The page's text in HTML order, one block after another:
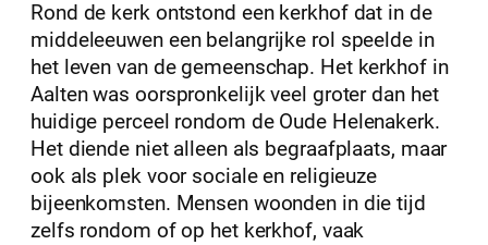
Rond de kerk ontstond een kerkhof dat in de
middeleeuwen een belangrijke rol speelde in
het leven van de gemeenschap. Het kerkhof in
Aalten was oorspronkelijk veel groter dan het
huidige perceel rondom de Oude Helenakerk.
Het diende niet alleen als begraafplaats, maar
ook als plek voor sociale en religieuze
bijeenkomsten. Mensen woonden in die tijd
zelfs rondom of op het kerkhof, vaak